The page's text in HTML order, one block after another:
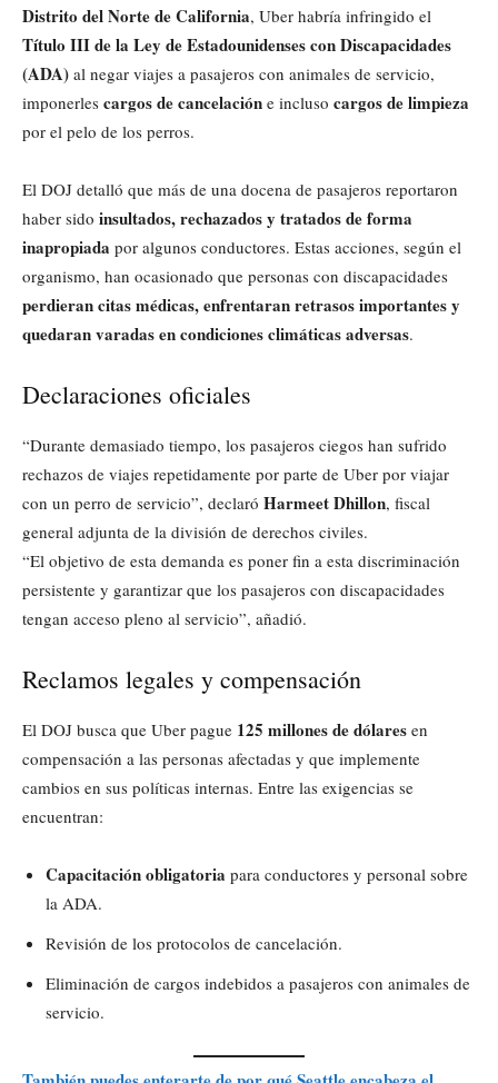
Distrito del Norte de California, Uber habría infringido el
Título III de la Ley de Estadounidenses con Discapacidades
(ADA) al negar viajes a pasajeros con animales de servicio,
imponerles cargos de cancelación e incluso cargos de limpieza
por el pelo de los perros.
El DOJ detalló que más de una docena de pasajeros reportaron
haber sido insultados, rechazados y tratados de forma
inapropiada por algunos conductores. Estas acciones, según el
organismo, han ocasionado que personas con discapacidades
perdieran citas médicas, enfrentaran retrasos importantes y
quedaran varadas en condiciones climáticas adversas.
Declaraciones oficiales
“Durante demasiado tiempo, los pasajeros ciegos han sufrido
rechazos de viajes repetidamente por parte de Uber por viajar
con un perro de servicio”, declaró Harmeet Dhillon, fiscal
general adjunta de la división de derechos civiles.
“El objetivo de esta demanda es poner fin a esta discriminación
persistente y garantizar que los pasajeros con discapacidades
tengan acceso pleno al servicio”, añadió.
Reclamos legales y compensación
El DOJ busca que Uber pague 125 millones de dólares en
compensación a las personas afectadas y que implemente
cambios en sus políticas internas. Entre las exigencias se
encuentran:
Capacitación obligatoria para conductores y personal sobre
la ADA.
Revisión de los protocolos de cancelación.
Eliminación de cargos indebidos a pasajeros con animales de
servicio.